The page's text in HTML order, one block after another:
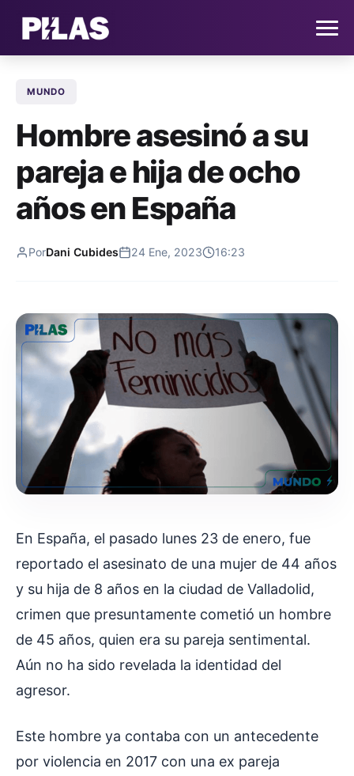
NOTICIAS
QUIÉNES SOMOS
CONTACTO
MUNDO
Hombre asesinó a su
pareja e hija de ocho
años en España
PorDani Cubides 24 Ene, 2023 16:23
En España, el pasado lunes 23 de enero, fue
reportado el asesinato de una mujer de 44 años
y su hija de 8 años en la ciudad de Valladolid,
crimen que presuntamente cometió un hombre
de 45 años, quien era su pareja sentimental.
Aún no ha sido revelada la identidad del
agresor.
Este hombre ya contaba con un antecedente
por violencia en 2017 con una ex pareja